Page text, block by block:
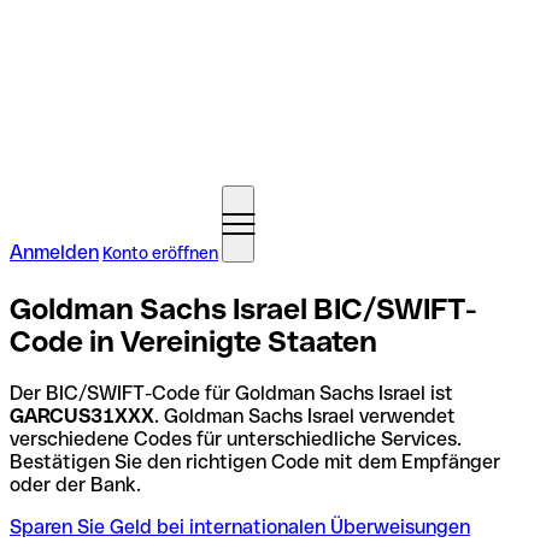
Anmelden Konto eröffnen
Goldman Sachs Israel BIC/SWIFT-
Code in Vereinigte Staaten
Der BIC/SWIFT-Code für Goldman Sachs Israel ist
GARCUS31XXX. Goldman Sachs Israel verwendet
verschiedene Codes für unterschiedliche Services.
Bestätigen Sie den richtigen Code mit dem Empfänger
oder der Bank.
Sparen Sie Geld bei internationalen Überweisungen